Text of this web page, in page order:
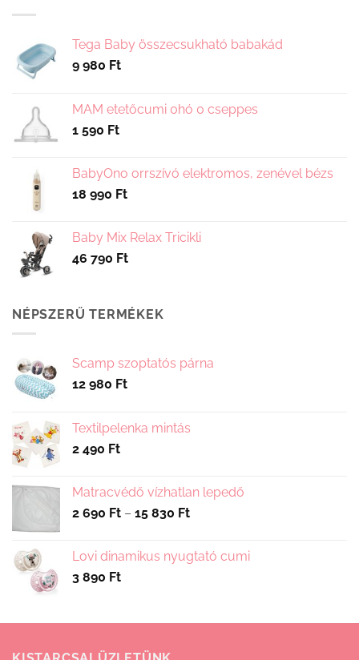
változatok
ki
Tega Baby összecsukható babakád
9 980 Ft
MAM etetőcumi 0hó 0 cseppes
1 590 Ft
BabyOno orrszívó elektromos, zenével bézs
18 990 Ft
Baby Mix Relax Tricikli
46 790 Ft
NÉPSZERŰ TERMÉKEK
Scamp szoptatós párna
12 980 Ft
Textilpelenka mintás
2 490 Ft
Matracvédő vízhatlan lepedő
2 690 Ft – 15 830 FtÁrtartomány:
-
Lovi dinamikus nyugtató cumi
3 890 Ft